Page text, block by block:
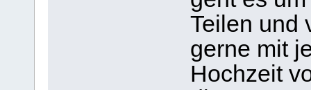
Teilen und
gerne mit
Hochzeit